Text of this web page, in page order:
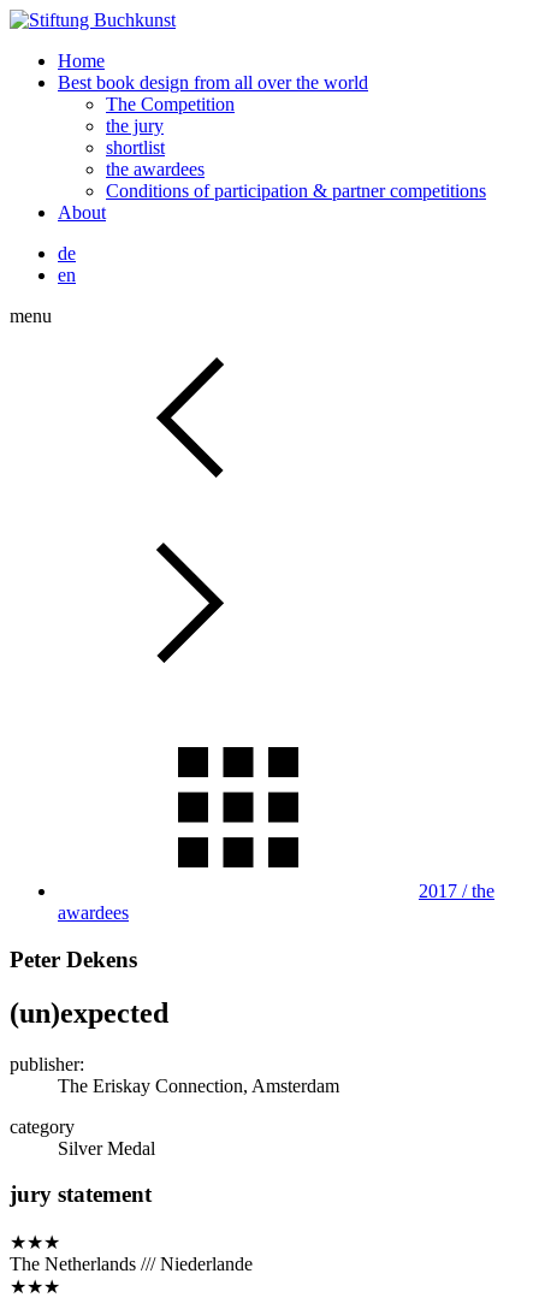
Home
Best book design from all over the world
The Competition
the jury
shortlist
the awardees
Conditions of participation & partner competitions
About
de
en
menu
2017 / the
awardees
Peter Dekens
(un)expected
publisher:
The Eriskay Connection, Amsterdam
category
Silver Medal
jury statement
★★★
The Netherlands /// Niederlande
★★★